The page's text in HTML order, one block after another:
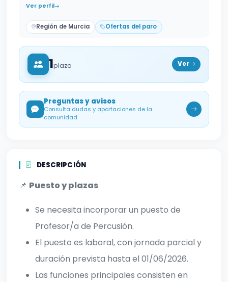
Ver perfil
Región de Murcia Ofertas del paro
1plaza Ver
Preguntas y avisos
Consulta dudas y aportaciones de la
comunidad
DESCRIPCIÓN
📌 Puesto y plazas
Se necesita incorporar un puesto de
Profesor/a de Percusión.
El puesto es laboral, con jornada parcial y
duración prevista hasta el 01/06/2026.
Las funciones principales consisten en